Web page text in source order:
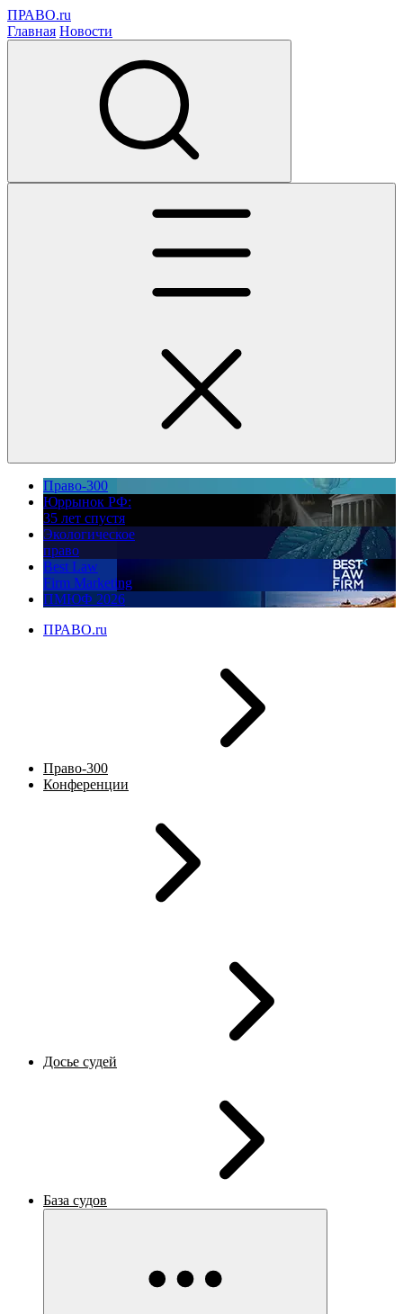
ПРАВО.ru
Главная Новости
Право-300
Юррынок РФ:
35 лет спустя
Экологическое
право
Best Law
Firm Marketing
ПМЮФ 2026
ПРАВО.ru
Право-300
Конференции
Досье судей
База судов